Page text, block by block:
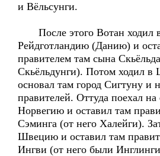
и Вёльсунги.
После этого Вотан ходил
Рейдготландию (Данию) и
правителем там сына
Скьёльдунги). Потом ходил
основал там город Сигтуну и
правителей. Оттуда поехал на
Норвегию и оставил там
Сэминга (от него Халейги).
Швецию и оставил там
Ингви (от него были